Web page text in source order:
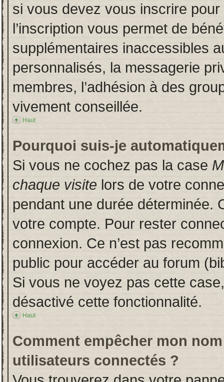
si vous devez vous inscrire
l’inscription vous permet de
supplémentaires inaccessibles
personnalisés, la messagerie
membres, l’adhésion à des
vivement conseillée.
Haut
Pourquoi suis-je
Si vous ne cochez pas la case
chaque visite lors de votre
pendant une durée déterminée.
votre compte. Pour rester
connexion. Ce n’est pas
public pour accéder au forum
Si vous ne voyez pas cette
désactivé cette fonctionnalité.
Haut
Comment empêcher mon
utilisateurs connectés ?